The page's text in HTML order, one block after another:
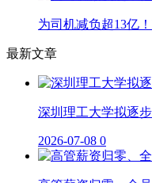
为司机减负超13亿
最新文章
深圳理工大学拟逐
2026-07-08 0